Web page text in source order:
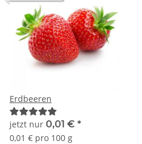
Erdbeeren
jetzt nur 0,01 € *
0,01 € pro 100 g